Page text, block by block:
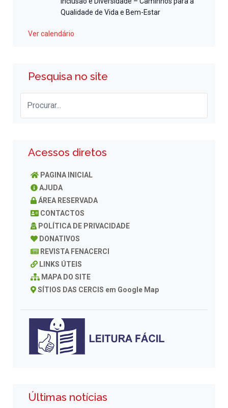
Qualidade de Vida e Bem-Estar
Ver calendário
Pesquisa no site
Acessos diretos
PAGINA INICIAL
AJUDA
ÁREA RESERVADA
CONTACTOS
POLÍTICA DE PRIVACIDADE
DONATIVOS
REVISTA FENACERCI
LINKS ÚTEIS
MAPA DO SITE
SÍTIOS DAS CERCIS em Google Map
Últimas notícias